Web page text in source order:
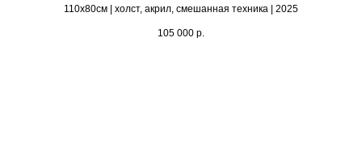
110х80см | холст, акрил, смешанная техника | 2025
105 000 р.